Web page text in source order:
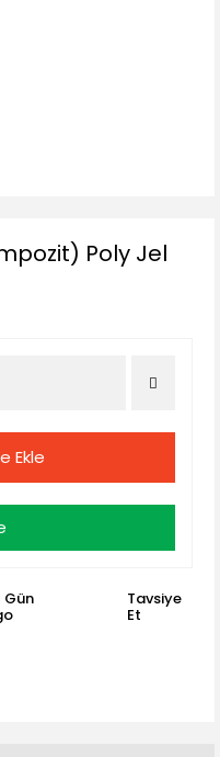
Poly Jel
Ekle
Gün Tavsiye
Et